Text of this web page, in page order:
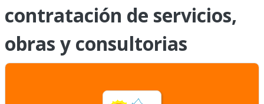
contratación de servicios,
obras y consultorias